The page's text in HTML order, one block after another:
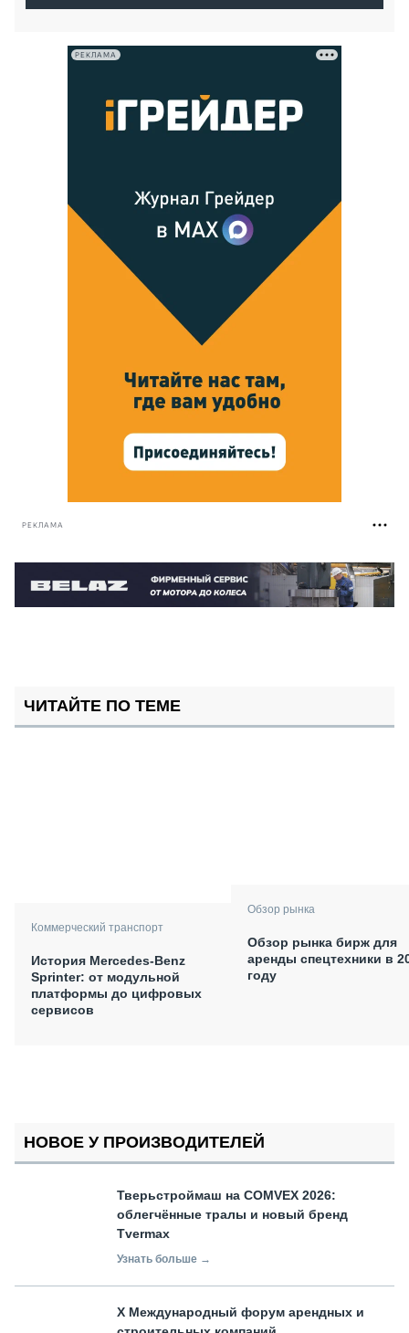
РЕКЛАМА
РЕКЛАМА
ЧИТАЙТЕ ПО ТЕМЕ
Коммерческий транспорт
История Mercedes-Benz
Sprinter: от модульной
платформы до цифровых
сервисов
Обзор рынка
Обзор рынка бирж для
аренды спецтехники в
году
НОВОЕ У ПРОИЗВОДИТЕЛЕЙ
Тверьстроймаш на COMVEX 2026:
облегчённые тралы и новый бренд
Tvermax
Узнать больше →
X Международный форум арендных и